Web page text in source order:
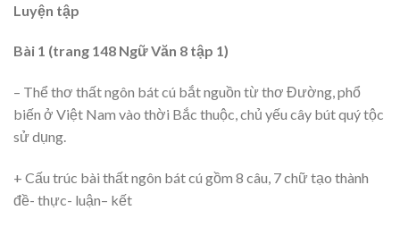
Luyện tập
Bài 1 (trang 148 Ngữ Văn 8 tập 1)
– Thể thơ thất ngôn bát cú bắt nguồn từ thơ Đường, phổ
biến ở Việt Nam vào thời Bắc thuộc, chủ yếu cây bút quý tộc
sử dụng.
+ Cấu trúc bài thất ngôn bát cú gồm 8 câu, 7 chữ tạo thành
đề- thực- luận– kết